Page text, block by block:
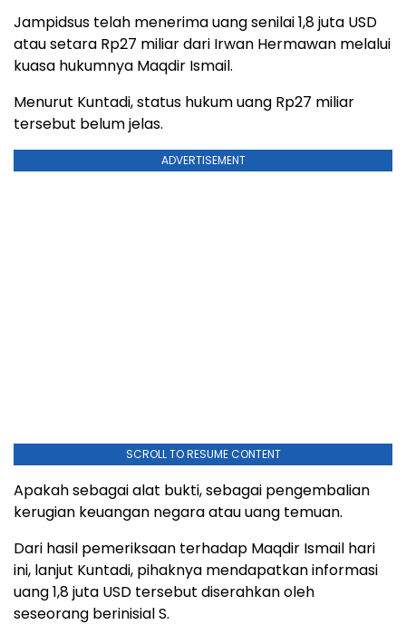
Jampidsus telah menerima uang senilai 1,8 juta USD
atau setara Rp27 miliar dari Irwan Hermawan melalui
kuasa hukumnya Maqdir Ismail.
Menurut Kuntadi, status hukum uang Rp27 miliar
tersebut belum jelas.
ADVERTISEMENT
SCROLL TO RESUME CONTENT
Apakah sebagai alat bukti, sebagai pengembalian
kerugian keuangan negara atau uang temuan.
Dari hasil pemeriksaan terhadap Maqdir Ismail hari
ini, lanjut Kuntadi, pihaknya mendapatkan informasi
uang 1,8 juta USD tersebut diserahkan oleh
seseorang berinisial S.